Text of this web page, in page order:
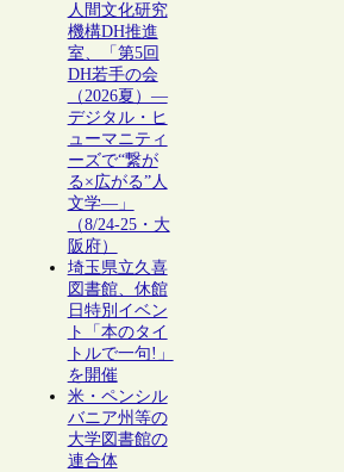
人間文化研究
機構DH推進
室、「第5回
DH若手の会
（2026夏）―
デジタル・ヒ
ューマニティ
ーズで“繋が
る×広がる”人
文学―」
（8/24-25・大
阪府）
埼玉県立久喜
図書館、休館
日特別イベン
ト「本のタイ
トルで一句!」
を開催
米・ペンシル
バニア州等の
大学図書館の
連合体